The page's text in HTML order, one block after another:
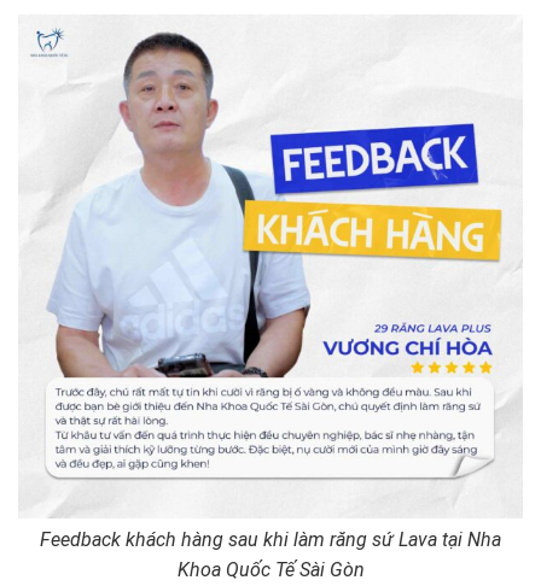
Feedback khách hàng sau khi làm răng sứ Lava tại Nha
Khoa Quốc Tế Sài Gòn